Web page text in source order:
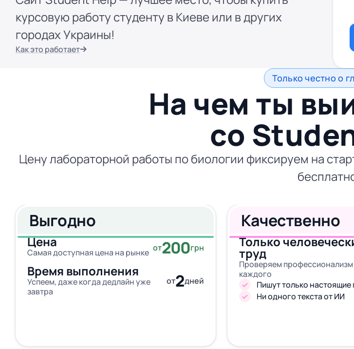
курсовую работу студенту в Киеве или в других
городах Украины!
Как это работает
Только честно о
На чем ты
со
Цену лабораторной работы по биологии фиксируем на
Выгодно
Цена
Самая доступная цена на рынке от200грн
Время выполнения
Успеем, даже когда дедлайн уже
завтра
от2дней
Качественно
Только
труд
Проверяем профессионализм
каждого
Пишут только
Ни одного текста от ИИ